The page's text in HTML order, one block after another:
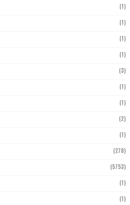
(1)
(1)
(1)
(1)
(3)
(1)
(1)
(2)
(1)
(278)
(5753)
(1)
(1)